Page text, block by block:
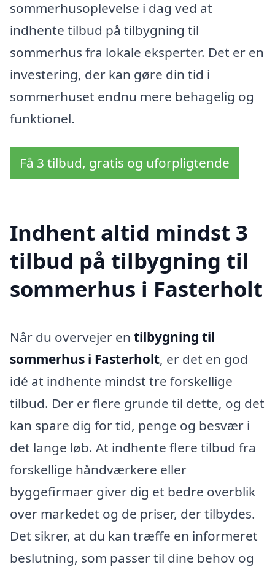
sommerhusoplevelse i dag ved at
indhente tilbud på tilbygning til
sommerhus fra lokale eksperter. Det er en
investering, der kan gøre din tid i
sommerhuset endnu mere behagelig og
funktionel.
Få 3 tilbud, gratis og uforpligtende
Indhent altid mindst 3
tilbud på tilbygning til
sommerhus i Fasterholt
Når du overvejer en tilbygning til
sommerhus i Fasterholt, er det en god
idé at indhente mindst tre forskellige
tilbud. Der er flere grunde til dette, og det
kan spare dig for tid, penge og besvær i
det lange løb. At indhente flere tilbud fra
forskellige håndværkere eller
byggefirmaer giver dig et bedre overblik
over markedet og de priser, der tilbydes.
Det sikrer, at du kan træffe en informeret
beslutning, som passer til dine behov og